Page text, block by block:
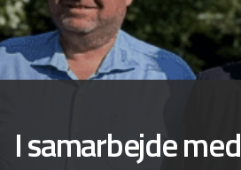
I samarbejde med